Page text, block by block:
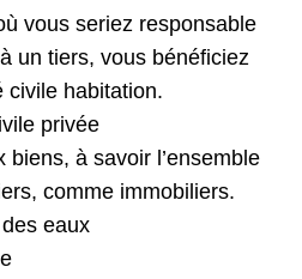
vous seriez responsable
un tiers, vous bénéficiez
civile habitation.
privée
biens, à savoir l’ensemble
comme immobiliers.
eaux